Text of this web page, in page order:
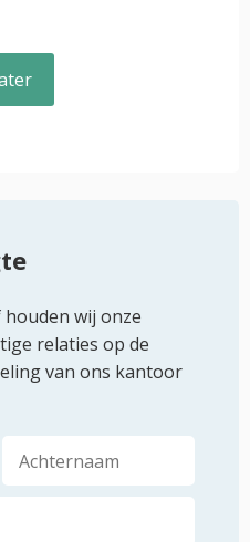
wij onze
relaties op de
van ons kantoor